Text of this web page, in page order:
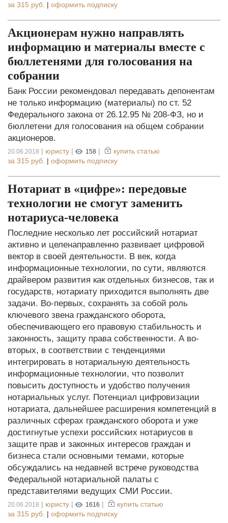
за 315 руб. | оформить подписку
Акционерам нужно направлять
информацию и материалы вместе с
бюллетенями для голосования на
собрании
Банк России рекомендовал передавать депонентам
не только информацию (материалы) по ст. 52
Федерального закона от 26.12.95 № 208-ФЗ, но и
бюллетени для голосования на общем собрании
акционеров.
20.06.2018 | юристу | 158 |
купить статью
за 315 руб. | оформить подписку
Нотариат в «цифре»: передовые
технологии не смогут заменить
нотариуса-человека
Последние несколько лет российский нотариат
активно и целенаправленно развивает цифровой
вектор в своей деятельности. В век, когда
информационные технологии, по сути, являются
драйвером развития как отдельных бизнесов, так и
государств, нотариату приходится выполнять две
задачи. Во-первых, сохранять за собой роль
ключевого звена гражданского оборота,
обеспечивающего его правовую стабильность и
законность, защиту права собственности. А во-
вторых, в соответствии с тенденциями
интегрировать в нотариальную деятельность
информационные технологии, что позволит
повысить доступность и удобство получения
нотариальных услуг. Потенциал цифровизации
нотариата, дальнейшее расширения компетенций в
различных сферах гражданского оборота и уже
достигнутые успехи российских нотариусов в
защите прав и законных интересов граждан и
бизнеса стали основными темами, которые
обсуждались на недавней встрече руководства
Федеральной нотариальной палаты с
представителями ведущих СМИ России.
20.06.2018 | юристу | 1616 |
купить статью
за 315 руб. | оформить подписку